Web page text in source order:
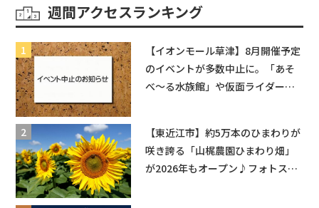
週間アクセスランキング
【イオンモール草津】8月開催予定
のイベントが多数中止に。「あそ
べ〜る水族館」や仮面ライダーシ
【東近江市】約5万本のひまわりが
咲き誇る「山梶農園ひまわり畑」
が2026年もオープン♪フォトスポ